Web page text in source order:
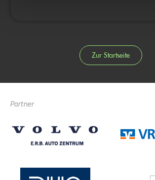
Zur Startseite
Partner